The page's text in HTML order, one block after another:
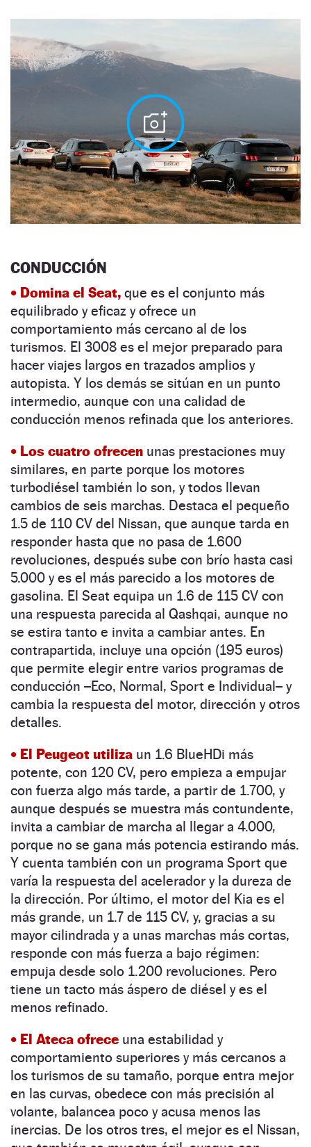
CONDUCCIÓN
• Domina el Seat, que es el ­conjunto más
equilibrado y eficaz y ofrece un
comportamiento más cercano al de los
turismos. El 3008 es el mejor preparado para
hacer viajes largos en trazados amplios y
autopista. Y los demás se sitúan en un punto
intermedio, aunque con una calidad de
conducción menos refinada que los ­anteriores.
• Los cuatro ofrecen unas prestaciones muy
similares, en parte porque los motores
turbodiésel también lo son, y todos llevan
cambios de seis marchas. Destaca el pequeño
1.5 de 110 CV del Nissan, que aunque tarda en
responder hasta que no pasa de 1.600
revoluciones, después sube con brío hasta casi
5.000 y es el más parecido a los motores de
gasolina. El Seat equipa un 1.6 de 115 CV con
una respuesta parecida al Qashqai, aunque no
se estira tanto e invita a cambiar antes. En
contrapartida, incluye una opción (195 euros)
que permite elegir entre varios programas de
conducción –Eco, Normal, Sport e Individual– y
cambia la respuesta del motor, dirección y otros
detalles.
• El Peugeot utiliza un 1.6 ­BlueHDi más
potente, con 120 CV, pero empieza a empujar
con fuerza algo más tarde, a partir de 1.700, y
aunque después se muestra más contundente,
invita a cambiar de marcha al llegar a 4.000,
porque no se gana más potencia estirando más.
Y cuenta también con un ­programa Sport que
varía la respuesta del acelerador y la dureza de
la dirección. Por último, el ­motor del Kia es el
más grande, un 1.7 de 115 CV, y, gracias a su
mayor cilindrada y a unas marchas más cortas,
responde con más fuerza a bajo régimen:
empuja desde solo 1.200 revoluciones. Pero
tiene un tacto más áspero de diésel y es el
menos refinado.
• El Ateca ofrece una estabilidad y
comportamiento superiores y más cercanos a
los turismos de su tamaño, porque entra mejor
en las ­curvas, obedece con más precisión al
volante, balancea poco y acusa menos las
inercias. De los otros tres, el mejor es el Nissan,